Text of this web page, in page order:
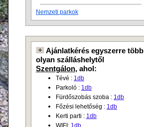
Nemzeti parkok
Ajánlatkérés egyszerre több
olyan szálláshelytől
Szentgálon, ahol:
Tévé : 1db
Parkoló : 1db
Fürdőszobás szoba : 1db
Főzési lehetőség : 1db
Kerti parti : 1db
WIFI: 1db